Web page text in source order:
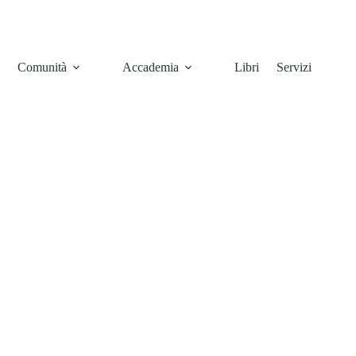
Comunità Accademia Libri Servizi